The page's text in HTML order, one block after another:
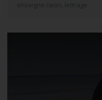
enseigne neon, lettrage